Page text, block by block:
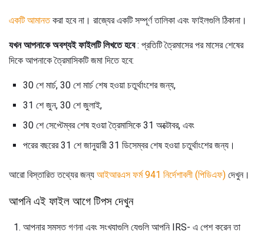
একটি আমানতকরা হবে না। রাজ্যের একটি সম্পূর্ণ তালিকা এবং ফাইলগুলি ঠিকানা।
যখন আপনাকে অবশ্যই ফাইলটি লিখতে হবে: প্রতিটি ত্রৈমাসের পর মাসের শেষের
দিকে আপনাকে ত্রৈমাসিকটি জমা দিতে হবে:
30 শে মার্চ, 30 শে মার্চ শেষ হওয়া চতুর্থাংশের জন্য,
31 শে জুন, 30 শে জুলাই,
30 শে সেপ্টেম্বর শেষ হওয়া ত্রৈমাসিকে 31 অক্টোবর, এবং
পরের বছরের 31 শে জানুয়ারী 31 ডিসেম্বর শেষ হওয়া চতুর্থাংশের জন্য।
আরো বিস্তারিত তথ্যের জন্য আইআরএস ফর্ম 941 নির্দেশাবলী (পিডিএফ) দেখুন।
আপনি এই ফাইল আগে টিপস দেখুন
আপনার সমস্ত গণনা এবং সংখ্যাগুলি যেগুলি আপনি IRS- এ পেশ করেন তা